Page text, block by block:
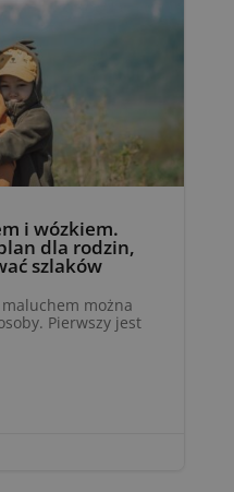
i wózkiem.
dla rodzin,
szlaków
można
Pierwszy jest